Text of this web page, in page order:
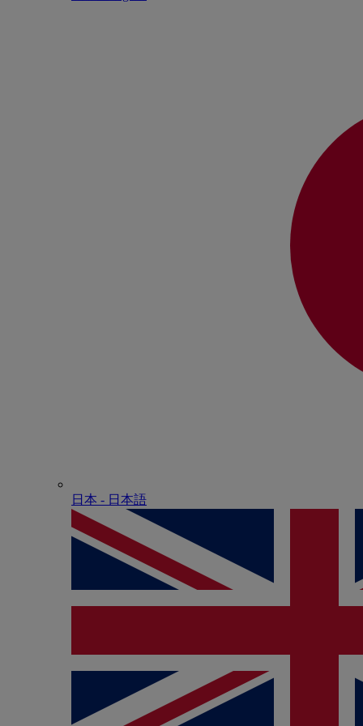
日本 - ⽇本語